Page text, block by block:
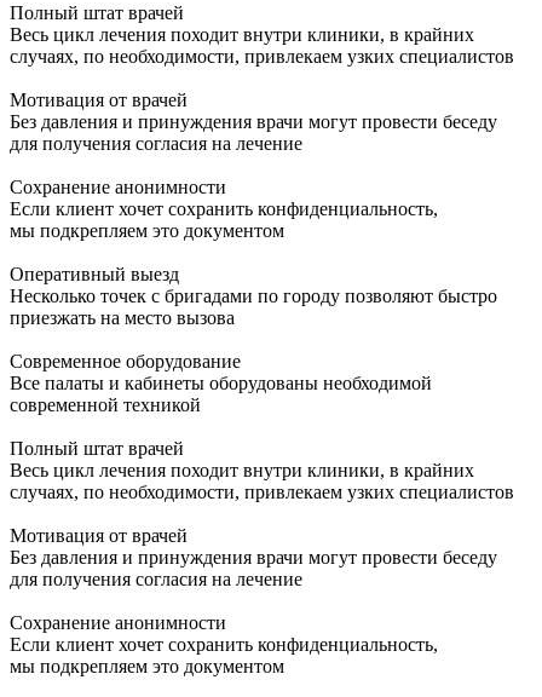
Полный штат врачей
Весь цикл лечения походит внутри клиники, в крайних
случаях, по необходимости, привлекаем узких специалистов
Мотивация от врачей
Без давления и принуждения врачи могут провести беседу
для получения согласия на лечение
Сохранение анонимности
Если клиент хочет сохранить конфиденциальность,
мы подкрепляем это документом
Оперативный выезд
Несколько точек с бригадами по городу позволяют быстро
приезжать на место вызова
Современное оборудование
Все палаты и кабинеты оборудованы необходимой
современной техникой
Полный штат врачей
Весь цикл лечения походит внутри клиники, в крайних
случаях, по необходимости, привлекаем узких специалистов
Мотивация от врачей
Без давления и принуждения врачи могут провести беседу
для получения согласия на лечение
Сохранение анонимности
Если клиент хочет сохранить конфиденциальность,
мы подкрепляем это документом